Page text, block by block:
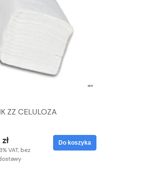
ZZ CELULOZA
VAT, bez
Do koszyka